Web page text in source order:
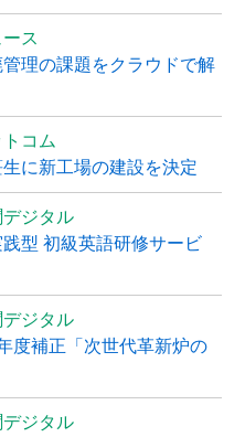
ス
理の課題をクラウドで解
コム
に新工場の建設を決定
ジタル
型 初級英語研修サービ
ジタル
度補正「次世代革新炉の
ジタル